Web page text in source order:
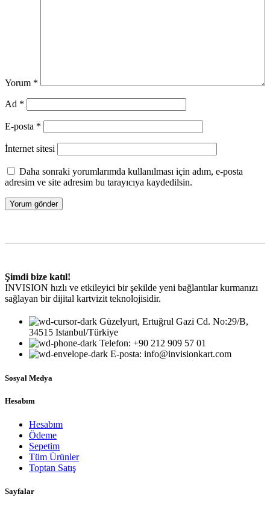
Yorum *
Ad *
E-posta *
İnternet sitesi
Daha sonraki yorumlarımda kullanılması için adım, e-posta
adresim ve site adresim bu tarayıcıya kaydedilsin.
Şimdi bize katıl!
INVISION hızlı ve etkileyici bir şekilde yeni bağlantılar kurmanızı
sağlayan bir dijital kartvizit teknolojisidir.
Güzelyurt, Ertuğrul Gazi Cd. No:29/B,
34515 Istanbul/Türkiye
Telefon: +90 212 909 57 01
E-posta: info@invisionkart.com
Sosyal Medya
Hesabım
Hesabım
Ödeme
Sepetim
Tüm Ürünler
Toptan Satış
Sayfalar